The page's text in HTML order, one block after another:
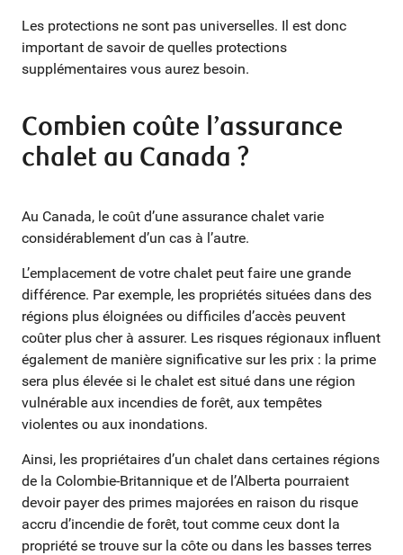
Les protections ne sont pas universelles. Il est donc
important de savoir de quelles protections
supplémentaires vous aurez besoin.
Combien coûte l’assurance
chalet au Canada ?
Au Canada, le coût d’une assurance chalet varie
considérablement d’un cas à l’autre.
L’emplacement de votre chalet peut faire une grande
différence. Par exemple, les propriétés situées dans des
régions plus éloignées ou difficiles d’accès peuvent
coûter plus cher à assurer. Les risques régionaux influent
également de manière significative sur les prix : la prime
sera plus élevée si le chalet est situé dans une région
vulnérable aux incendies de forêt, aux tempêtes
violentes ou aux inondations.
Ainsi, les propriétaires d’un chalet dans certaines régions
de la Colombie-Britannique et de l’Alberta pourraient
devoir payer des primes majorées en raison du risque
accru d’incendie de forêt, tout comme ceux dont la
propriété se trouve sur la côte ou dans les basses terres